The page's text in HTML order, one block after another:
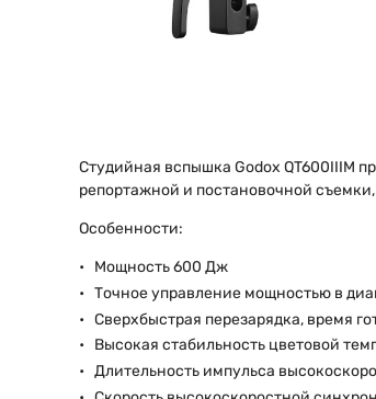
Студийная вспышка Godox QT600IIIM
репортажной и постановочной
Особенности:
Мощность 600 Дж
Точное управление мощностью в
Сверхбыстрая перезарядка, время
Высокая стабильность цветовой
Длительность импульса